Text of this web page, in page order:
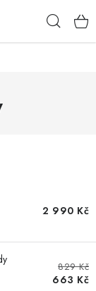
2 990 Kč
829 Kč
663 Kč